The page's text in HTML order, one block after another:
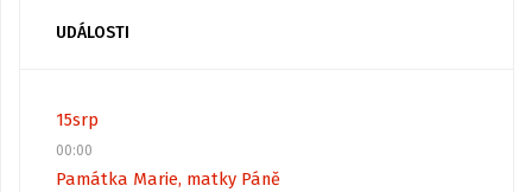
UDÁLOSTI
15srp
00:00
Památka Marie, matky Páně